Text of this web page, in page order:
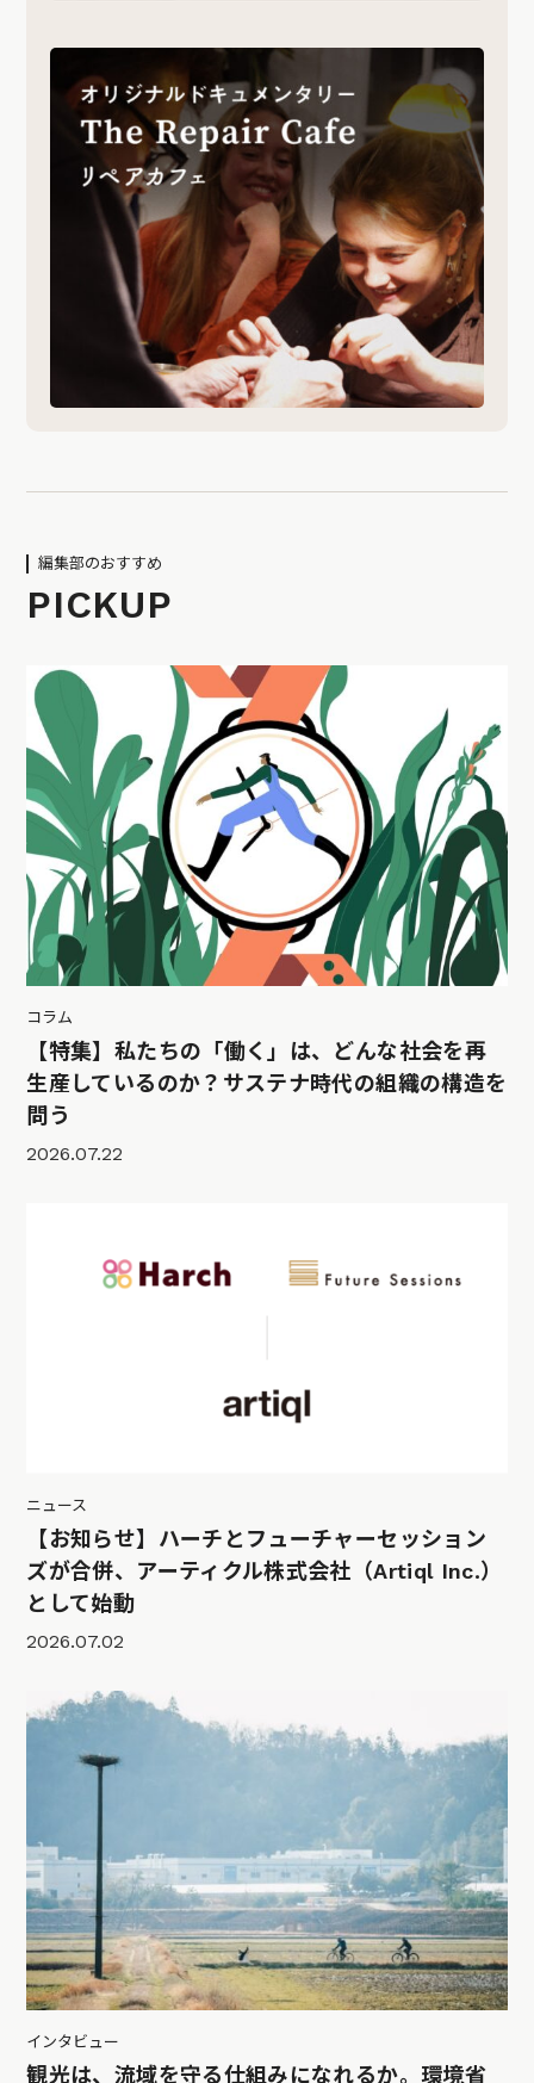
編集部のおすすめ
PICKUP
コラム
【特集】私たちの「働く」は、どんな社会を再
生産しているのか？サステナ時代の組織の構造を
問う
2026.07.22
ニュース
【お知らせ】ハーチとフューチャーセッション
ズが合併、アーティクル株式会社（Artiql Inc.）
として始動
2026.07.02
インタビュー
観光は、流域を守る仕組みになれるか。環境省